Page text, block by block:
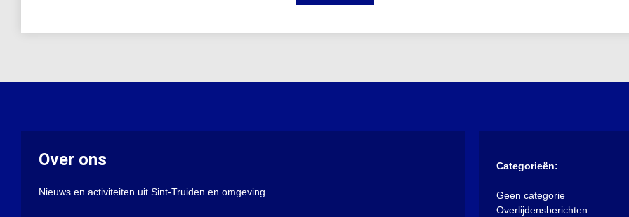
Over ons
Nieuws en activiteiten uit Sint-Truiden en omgeving.
Categorieën:
Geen categorie
Overlijdensberichten